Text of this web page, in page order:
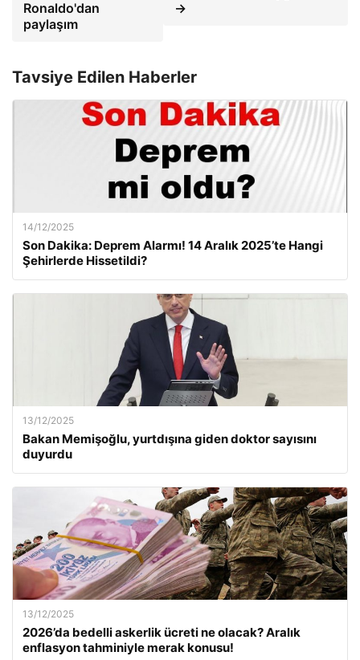
Ronaldo'dan
paylaşım
→
Tavsiye Edilen Haberler
14/12/2025
Son Dakika: Deprem Alarmı! 14 Aralık 2025’te Hangi
Şehirlerde Hissetildi?
13/12/2025
Bakan Memişoğlu, yurtdışına giden doktor sayısını
duyurdu
13/12/2025
2026’da bedelli askerlik ücreti ne olacak? Aralık
enflasyon tahminiyle merak konusu!